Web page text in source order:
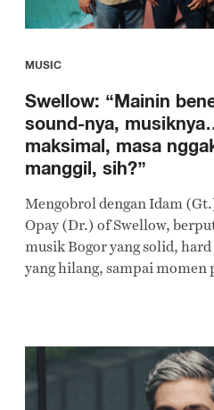
MUSIC
Swellow: “Mainin
sound-nya,
maksimal, masa
manggil, sih?”
Mengobrol dengan Idam
Opay (Dr.) of Swellow,
musik Bogor yang solid,
yang hilang, sampai momen